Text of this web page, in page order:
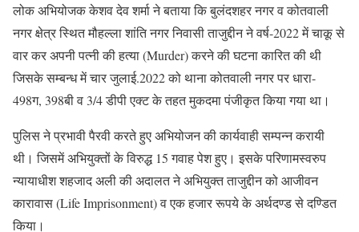
लोक अभियोजक केशव देव शर्मा ने बताया कि बुलंदशहर नगर व कोतवाली
नगर क्षेत्र स्थित मौहल्ला शांति नगर निवासी ताजुद्दीन ने वर्ष-2022 में चाकू से
वार कर अपनी पत्नी की हत्या (Murder) करने की घटना कारित की थी
जिसके सम्बन्ध में चार जुलाई.2022 को थाना कोतवाली नगर पर धारा-
498ग, 398बी व 3/4 डीपी एक्ट के तहत मुकदमा पंजीकृत किया गया था।
पुलिस ने प्रभावी पैरवी करते हुए अभियोजन की कार्यवाही सम्पन्न करायी
थी। जिसमें अभियुक्तों के विरुद्ध 15 गवाह पेश हुए। इसके परिणामस्वरुप
न्यायाधीश शहजाद अली की अदालत ने अभियुक्त ताजुद्दीन को आजीवन
कारावास (Life Imprisonment) व एक हजार रूपये के अर्थदण्ड से दण्डित
किया।